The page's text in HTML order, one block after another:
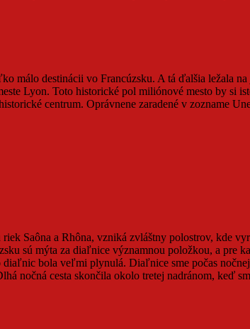
málo destinácii vo Francúzsku. A tá ďalšia ležala
Lyon. Toto historické pol miliónové mesto by si
centrum. Oprávnene zaradené v zozname
Saôna a Rhôna, vzniká zvláštny polostrov, kde
sú mýta za diaľnice významnou položkou, a
bola veľmi plynulá. Diaľnice sme počas
nočná cesta skončila okolo tretej nadránom, keď